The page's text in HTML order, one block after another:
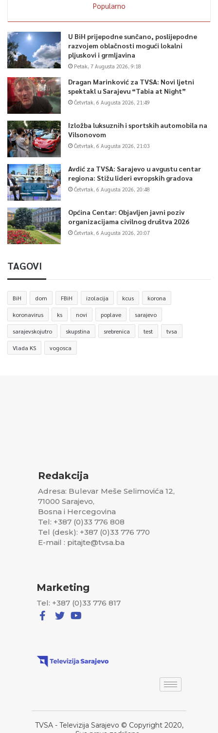
Popularno
U BiH prijepodne sunčano, poslijepodne
razvojem oblačnosti mogući lokalni
pljuskovi i grmljavina
Petak, 7 Augusta 2026, 9:18
Dragan Marinković za TVSA: Novi ljetni
spektakl u Sarajevu “Tabia at Night”
Četvrtak, 6 Augusta 2026, 21:49
Izložba luksuznih i sportskih automobila na
Vilsonovom
Četvrtak, 6 Augusta 2026, 21:03
Avdić za TVSA: Sarajevo u avgustu centar
regiona: Stižu lideri evropskih gradova
Četvrtak, 6 Augusta 2026, 20:48
Općina Centar: Objavljen javni poziv
organizacijama civilnog društva 2026
Četvrtak, 6 Augusta 2026, 20:07
TAGOVI
BiH dom FBiH izolacija kcus korona
koronavirus ks novi poplave sarajevo
sarajevskojutro skupstina srebrenica test tvsa
Vlada KS vogosca
Redakcija
Adresa: Bulevar Meše Selimovića 12,
71000 Sarajevo,
Bosna i Hercegovina
Tel: +387 (0)33 776 808
Tel (desk): +387 (0)33 776 770
E-mail : pitajte@tvsa.ba
Marketing
Tel: +387 (0)33 776 817
TVSA - Televizija Sarajevo © Copyright 2020,